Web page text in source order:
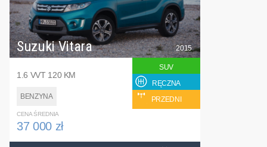
Suzuki Vitara
1.6 VVT 120 KM
BENZYNA
2015
SUV
RĘCZNA
PRZEDNI
CENA ŚREDNIA
37 000 zł